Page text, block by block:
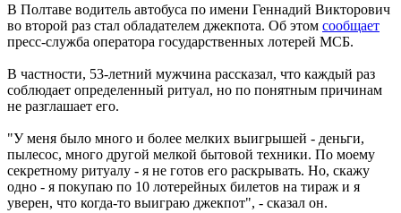
В Полтаве водитель автобуса по имени Геннадий Викторович
во второй раз стал обладателем джекпота. Об этом сообщает
пресс-служба оператора государственных лотерей МСБ.
В частности, 53-летний мужчина рассказал, что каждый раз
соблюдает определенный ритуал, но по понятным причинам
не разглашает его.
"У меня было много и более мелких выигрышей - деньги,
пылесос, много другой мелкой бытовой техники. По моему
секретному ритуалу - я не готов его раскрывать. Но, скажу
одно - я покупаю по 10 лотерейных билетов на тираж и я
уверен, что когда-то выиграю джекпот", - сказал он.